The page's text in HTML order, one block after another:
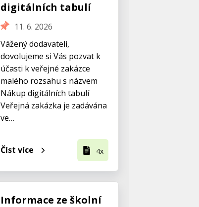
digitálních tabulí
11. 6. 2026
Vážený dodavateli,
dovolujeme si Vás pozvat k
účasti k veřejné zakázce
malého rozsahu s názvem
Nákup digitálních tabulí
Veřejná zakázka je zadávána
ve…
Číst více 4x
Informace ze školní